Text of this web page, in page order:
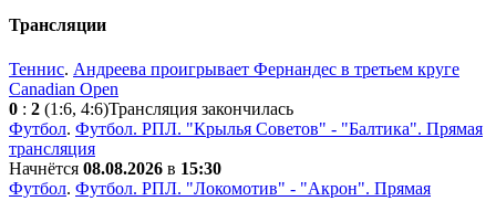
Трансляции
Теннис. Андреева проигрывает Фернандес в третьем круге
Canadian Open
0 : 2 (1:6, 4:6)Трансляция закончилась
Футбол. Футбол. РПЛ. "Крылья Советов" - "Балтика". Прямая
трансляция
Начнётся 08.08.2026 в 15:30
Футбол. Футбол. РПЛ. "Локомотив" - "Акрон". Прямая